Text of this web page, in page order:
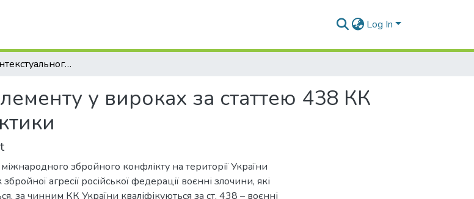
Log In
Виклад контекстуального елементу у вироках за статтею 438 КК України: аналіз судової практики
у вироках за статтею 438 КК
збройного конфлікту на території України
збройної агресії російської федерації воєнні злочини, які
за чинним КК України кваліфікуються за ст. 438 – воєнні